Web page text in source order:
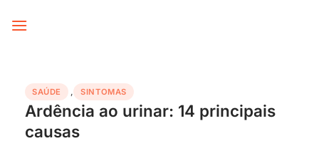
SAÚDE , SINTOMAS
Ardência ao urinar: 14 principais
causas